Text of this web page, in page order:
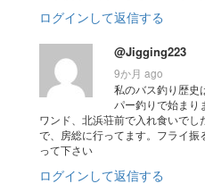
ログインして返信する
@Jigging223
9か月 ago
私のバス釣り歴史
パー釣りで始まり
ワンド、北浜荘前で入れ食いで
で、房総に行ってます。フライ
って下さい
ログインして返信する